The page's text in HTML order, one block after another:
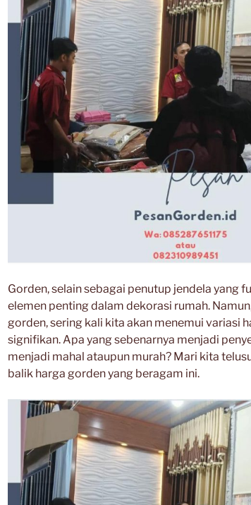
Gorden, selain sebagai penutup jendela yang
elemen penting dalam dekorasi rumah.
gorden, sering kali kita akan menemui variasi
signifikan. Apa yang sebenarnya menjadi
menjadi mahal ataupun murah? Mari kita
balik harga gorden yang beragam ini.